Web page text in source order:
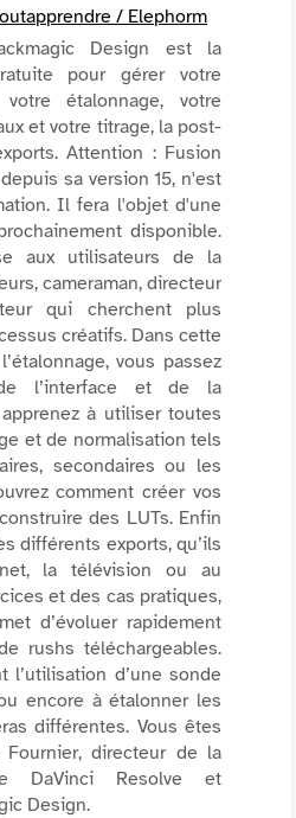
/ Elephorm
Design est la
pour gérer votre
étalonnage, votre
et votre titrage, la post-
Attention : Fusion
sa version 15, n'est
Il fera l'objet d'une
disponible.
aux utilisateurs de la
cameraman, directeur
qui cherchent plus
créatifs. Dans cette
vous passez
l’interface et de la
à utiliser toutes
et de normalisation tels
secondaires ou les
comment créer vos
des LUTs. Enfin
différents exports, qu’ils
la télévision ou au
et des cas pratiques,
d’évoluer rapidement
rushs téléchargeables.
l’utilisation d’une sonde
encore à étalonner les
différentes. Vous êtes
Fournier, directeur de la
DaVinci Resolve et
Design.